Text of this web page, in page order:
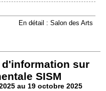
En détail : Salon des Arts
d'information sur
SISM
au 19 octobre 2025